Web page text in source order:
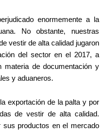
enormemente a la
No obstante, nuestras
vestir de alta calidad jugaron
del sector en el 2017, a
materia de documentación y
y aduaneros.
exportación de la palta y por
de vestir de alta calidad.
sus productos en el mercado